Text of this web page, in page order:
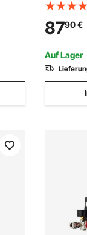
mm
usw.
8790€
Auf Lager